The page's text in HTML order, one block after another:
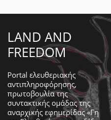
LAND AND
FREEDOM
Portal ελευθεριακής
αντιπληροφόρησης,
πρωτοβουλία της
συντακτικής ομάδας της
αναρχικής εφημερίδας «Γη